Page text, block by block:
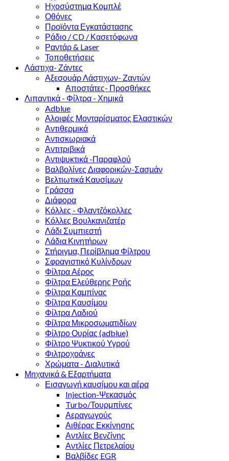
Ηχοσύστημα Κομπλέ
Οθόνες
Προϊόντα Εγκατάστασης
Ράδιο / CD / Κασετόφωνα
Ραντάρ & Laser
Τοποθετήσεις
Λάστιχα- Ζάντες
Αξεσουάρ Λάστιχων- Ζαντών
Αποστάτες- Προσθήκες
Λιπαντικά - Φίλτρα - Χημικά
Adblue
Αλοιφές Μονταρίσματος Ελαστικών
Αντιθερμικά
Αντισκωριακά
Αντιτριβικά
Αντιψυκτικά -Παραφλού
Βαλβολίνες Διαφορικών-Σασμάν
Βελτιωτικά Καυσίμων
Γράσσα
Διάφορα
Κόλλες - Φλαντζόκολλες
Κόλλες Βουλκανιζατέρ
Λάδι Συμπιεστή
Λάδια Κινητήρων
Στήριγμα, Περίβλημα Φίλτρου
Σφραγιστικό Κυλίνδρων
Φίλτρα Αέρος
Φίλτρα Ελεύθερης Ροής
Φίλτρα Καμπίνας
Φίλτρα Καυσίμου
Φίλτρα Λαδιού
Φίλτρα Μικροσωµατιδίων
Φίλτρο Ουρίας (adblue)
Φίλτρο Ψυκτικού Υγρού
Φιλτροχοάνες
Χρώματα - Διαλυτικά
Μηχανικά & Εξαρτήματα
Εισαγωγή καυσίμου και αέρα
Injection-Ψεκασμός
Turbo/Τουρμπίνες
Αεραγωγούς
Αιθέρας Εκκίνησης
Αντλίες Βενζίνης
Αντλίες Πετρελαίου
Βαλβίδες EGR